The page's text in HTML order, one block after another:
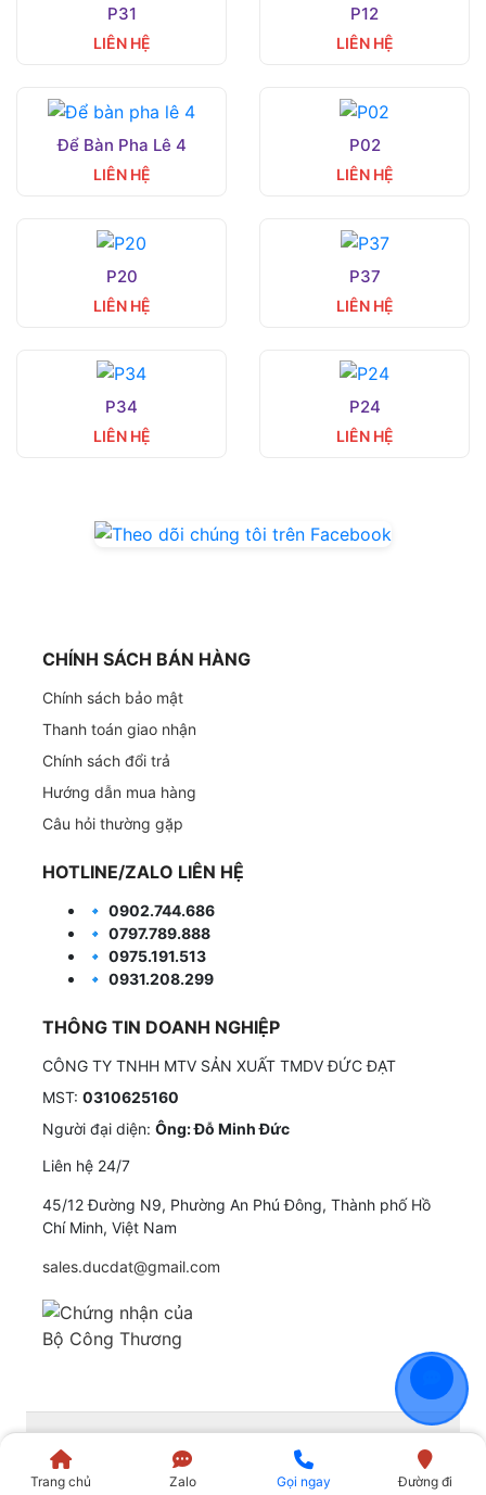
P31
LIÊN HỆ
P12
LIÊN HỆ
Để Bàn Pha Lê 4
LIÊN HỆ
P02
LIÊN HỆ
P20
LIÊN HỆ
P37
LIÊN HỆ
P34
LIÊN HỆ
P24
LIÊN HỆ
CHÍNH SÁCH BÁN HÀNG
Chính sách bảo mật
Thanh toán giao nhận
Chính sách đổi trả
Hướng dẫn mua hàng
Câu hỏi thường gặp
HOTLINE/ZALO LIÊN HỆ
🔹 0902.744.686
🔹 0797.789.888
🔹 0975.191.513
🔹 0931.208.299
THÔNG TIN DOANH NGHIỆP
CÔNG TY TNHH MTV SẢN XUẤT TMDV ĐỨC ĐẠT
MST: 0310625160
Người đại diện: Ông: Đỗ Minh Đức
Liên hệ 24/7
45/12 Đường N9, Phường An Phú Đông, Thành phố Hồ
Chí Minh, Việt Nam
sales.ducdat@gmail.com
©2021 QUATANGDUCDAT. All Rights Reserved.
Trang chủ Zalo Gọi ngay Đường đi